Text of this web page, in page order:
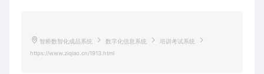
智桥数智化成品系统 数字化信息系统
培训考试系统
https://www.ziqiao.cn/1913.html